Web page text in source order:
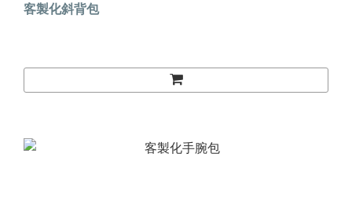
客製化斜背包